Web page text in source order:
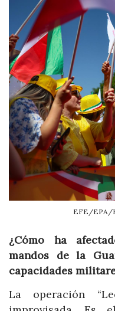
EFE/EPA/
¿Cómo ha
mandos de la
capacidades
La operación